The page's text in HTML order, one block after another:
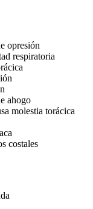
opresión
respiratoria
ahogo
molestia torácica
costales